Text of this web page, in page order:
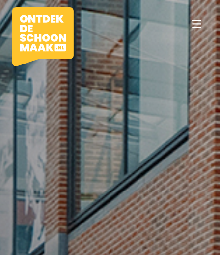
Vacatures
Beroepen
Werkomgevingen
Opleidingen
Werkgevers
Vacature-alert